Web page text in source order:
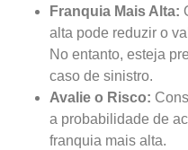
Franquia Mais Alta:
alta pode reduzir o
No entanto, esteja
caso de sinistro.
Avalie o Risco:
a probabilidade de
franquia mais alta.